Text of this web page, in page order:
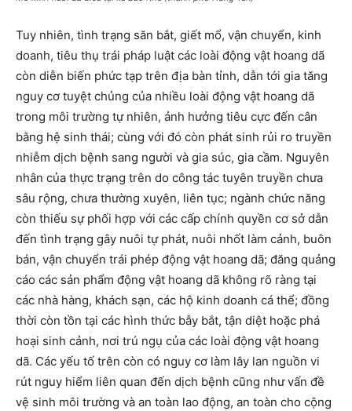
Tuy nhiên, tình trạng săn bắt, giết mổ, vận chuyển, kinh
doanh, tiêu thụ trái pháp luật các loài động vật hoang dã
còn diễn biến phức tạp trên địa bàn tỉnh, dẫn tới gia tăng
nguy cơ tuyệt chủng của nhiều loài động vật hoang dã
trong môi trường tự nhiên, ảnh hưởng tiêu cực đến cân
bằng hệ sinh thái; cùng với đó còn phát sinh rủi ro truyền
nhiễm dịch bệnh sang người và gia súc, gia cầm. Nguyên
nhân của thực trạng trên do công tác tuyên truyền chưa
sâu rộng, chưa thường xuyên, liên tục; ngành chức năng
còn thiếu sự phối hợp với các cấp chính quyền cơ sở dẫn
đến tình trạng gây nuôi tự phát, nuôi nhốt làm cảnh, buôn
bán, vận chuyển trái phép động vật hoang dã; đăng quảng
cáo các sản phẩm động vật hoang dã không rõ ràng tại
các nhà hàng, khách sạn, các hộ kinh doanh cá thể; đồng
thời còn tồn tại các hình thức bẫy bắt, tận diệt hoặc phá
hoại sinh cảnh, nơi trú ngụ của các loài động vật hoang
dã. Các yếu tố trên còn có nguy cơ làm lây lan nguồn vi
rút nguy hiểm liên quan đến dịch bệnh cũng như vấn đề
vệ sinh môi trường và an toàn lao động, an toàn cho cộng